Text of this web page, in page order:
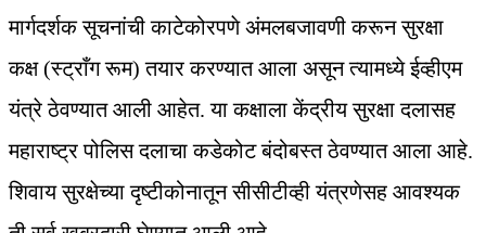
मार्गदर्शक सूचनांची काटेकोरपणे अंमलबजावणी करून सुरक्षा
कक्ष (स्ट्राँग रूम) तयार करण्यात आला असून त्यामध्ये ईव्हीएम
यंत्रे ठेवण्यात आली आहेत. या कक्षाला केंद्रीय सुरक्षा दलासह
महाराष्ट्र पोलिस दलाचा कडेकोट बंदोबस्त ठेवण्यात आला आहे.
शिवाय सुरक्षेच्या दृष्टीकोनातून सीसीटीव्ही यंत्रणेसह आवश्यक